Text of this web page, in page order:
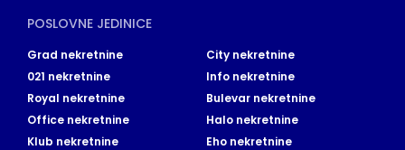
POSLOVNE JEDINICE
Grad nekretnine
City nekretnine
021 nekretnine
Info nekretnine
Royal nekretnine
Bulevar nekretnine
Office nekretnine
Halo nekretnine
Klub nekretnine
Eho nekretnine